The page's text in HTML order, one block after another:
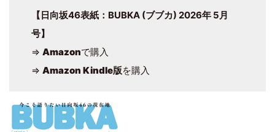
【日向坂46表紙：BUBKA (ブブカ) 2026年 5月
号】
⇒ Amazonで購入
⇒ Amazon Kindle版を購入